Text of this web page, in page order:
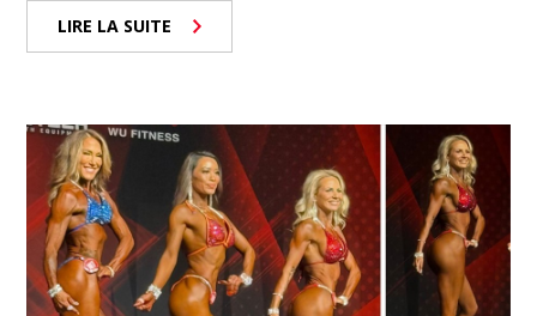
LIRE LA SUITE